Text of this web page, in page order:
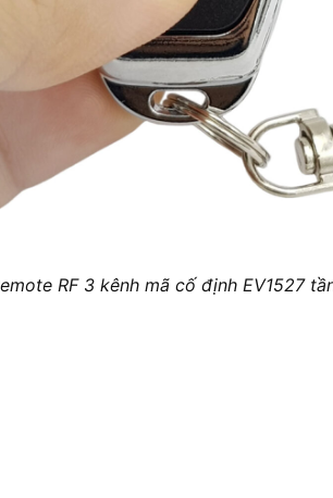
RF 3 kênh mã cố định EV1527